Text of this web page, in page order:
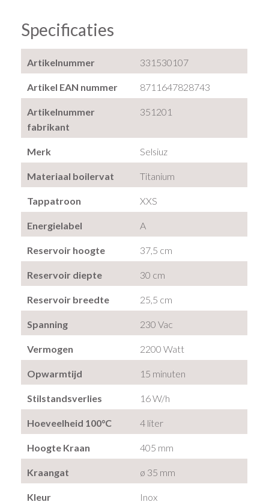
Specificaties
Artikelnummer 331530107
Artikel EAN nummer 8711647828743
Artikelnummer
fabrikant
351201
Merk Selsiuz
Materiaal boilervat Titanium
Tappatroon XXS
Energielabel A
Reservoir hoogte 37,5 cm
Reservoir diepte 30 cm
Reservoir breedte 25,5 cm
Spanning 230 Vac
Vermogen 2200 Watt
Opwarmtijd 15 minuten
Stilstandsverlies 16 W/h
Hoeveelheid 100°C 4 liter
Hoogte Kraan 405 mm
Kraangat ø 35 mm
Kleur Inox